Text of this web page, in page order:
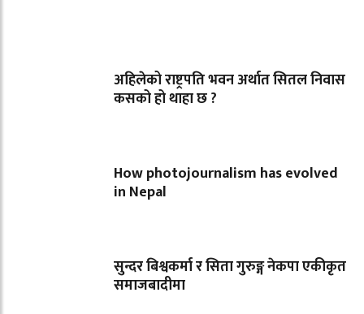
अहिलेको राष्ट्रपति भवन अर्थात सितल निवास
कसको हो थाहा छ ?
How photojournalism has evolved
in Nepal
सुन्दर बिश्वकर्मा र सिता गुरुङ्ग नेकपा एकीकृत
समाजबादीमा